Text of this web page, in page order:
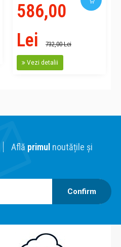
586,00
Lei
732,00 Lei
Vezi detalii
Află primul noutățile și
Confirm